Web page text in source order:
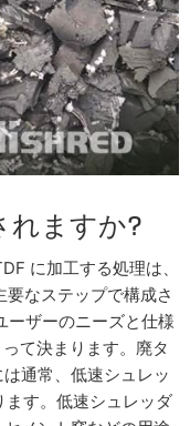
れますか?
に加工する処理は、
なステップで構成さ
ーザーのニーズと仕様
て決まります。廃タ
通常、低速シュレッ
ます。低速シュレッダ